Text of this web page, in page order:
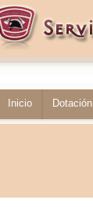
Inicio Dotación